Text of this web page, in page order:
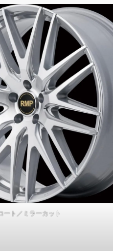
ート／ミラーカット